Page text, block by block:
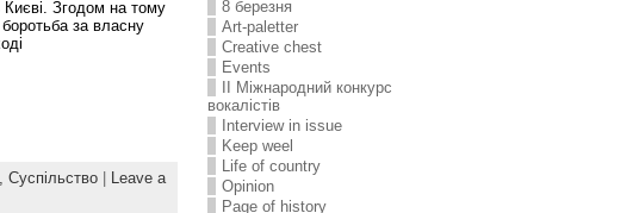
Києві. Згодом на тому
за власну
Суспільство
Leave a
8 березня
Art-paletter
Creative chest
Events
II Міжнародний конкурс
вокалістів
Interview in issue
Keep weel
Life of country
Opinion
Page of history